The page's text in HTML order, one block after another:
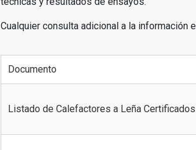
Cualquier consulta adicional a la información
Documento
Listado de Calefactores a Leña Certificados